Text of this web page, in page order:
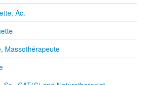
Ac.
Massothérapeute